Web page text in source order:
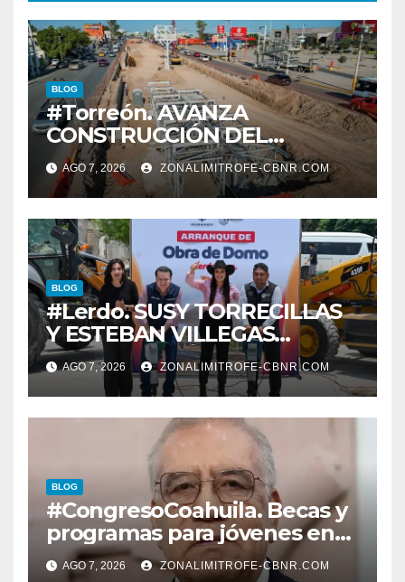
BLOG
#Torreón. AVANZA
CONSTRUCCIÓN DEL
SISTEMA VIAL ORIENTE,
SOBRE BULEVAR
REVOLUCIÓN
AGO 7, 2026 ZONALIMITROFE-CBNR.COM
BLOG
#Lerdo. SUSY TORRECILLAS
Y ESTEBAN VILLEGAS
ENTREGAN TÍTULOS DE
PROPIEDAD A FAMILIAS
LERDENSES Y DAN
ARRANQUE A LA
CONSTRUCCIÓN DE DOMO
EN CARLOS REAL*
AGO 7, 2026 ZONALIMITROFE-CBNR.COM
BLOG
#CongresoCoahuila. Becas y
programas para jóvenes en
áreas agropecuarias, plantea
AGO 7, 2026 ZONALIMITROFE-CBNR.COM